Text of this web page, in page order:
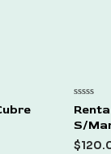
Rated
0
out
5
S/
$